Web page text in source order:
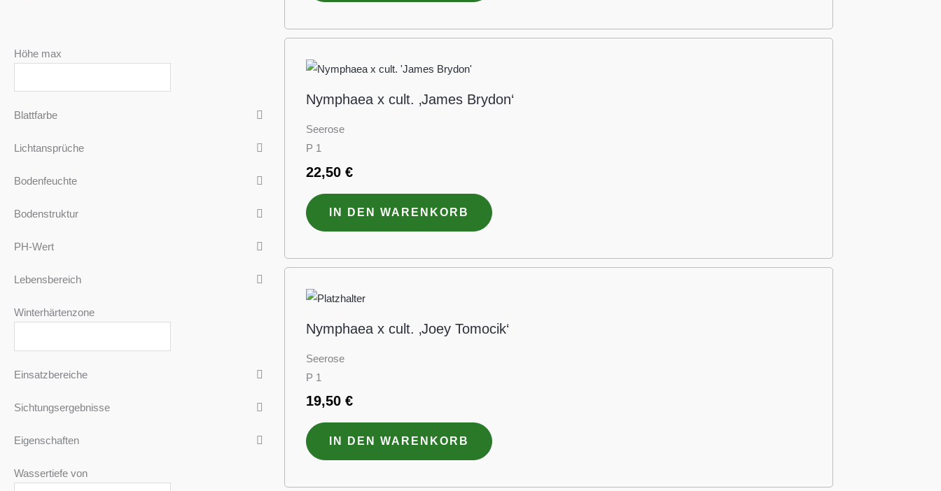
Höhe max
Blattfarbe
Lichtansprüche
Bodenfeuchte
Bodenstruktur
PH-Wert
Lebensbereich
Winterhärtenzone
Einsatzbereiche
Sichtungsergebnisse
Eigenschaften
Wassertiefe von
Nymphaea x cult. ‚James Brydon‘
Seerose
P 1
22,50 €
IN DEN WARENKORB
Nymphaea x cult. ‚Joey Tomocik‘
Seerose
P 1
19,50 €
IN DEN WARENKORB